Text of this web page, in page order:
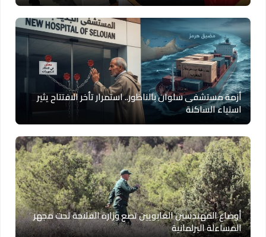
أزمة مستشفى سلوان بالناظور.. استمرار تأخر الافتتاح يثير
استياء الساكنة
أوضاع المهندسين الغابويين تضع وزارة الفلاحة تحت مجهر
المساءلة البرلمانية